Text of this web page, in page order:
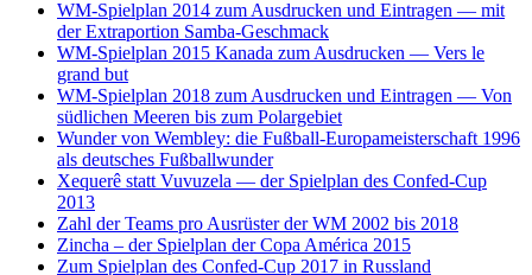
WM-Spielplan 2014 zum Ausdrucken und Eintragen — mit
der Extraportion Samba-Geschmack
WM-Spielplan 2015 Kanada zum Ausdrucken — Vers le
grand but
WM-Spielplan 2018 zum Ausdrucken und Eintragen — Von
südlichen Meeren bis zum Polargebiet
Wunder von Wembley: die Fußball-Europameisterschaft 1996
als deutsches Fußballwunder
Xequerê statt Vuvuzela — der Spielplan des Confed-Cup
2013
Zahl der Teams pro Ausrüster der WM 2002 bis 2018
Zincha – der Spielplan der Copa América 2015
Zum Spielplan des Confed-Cup 2017 in Russland